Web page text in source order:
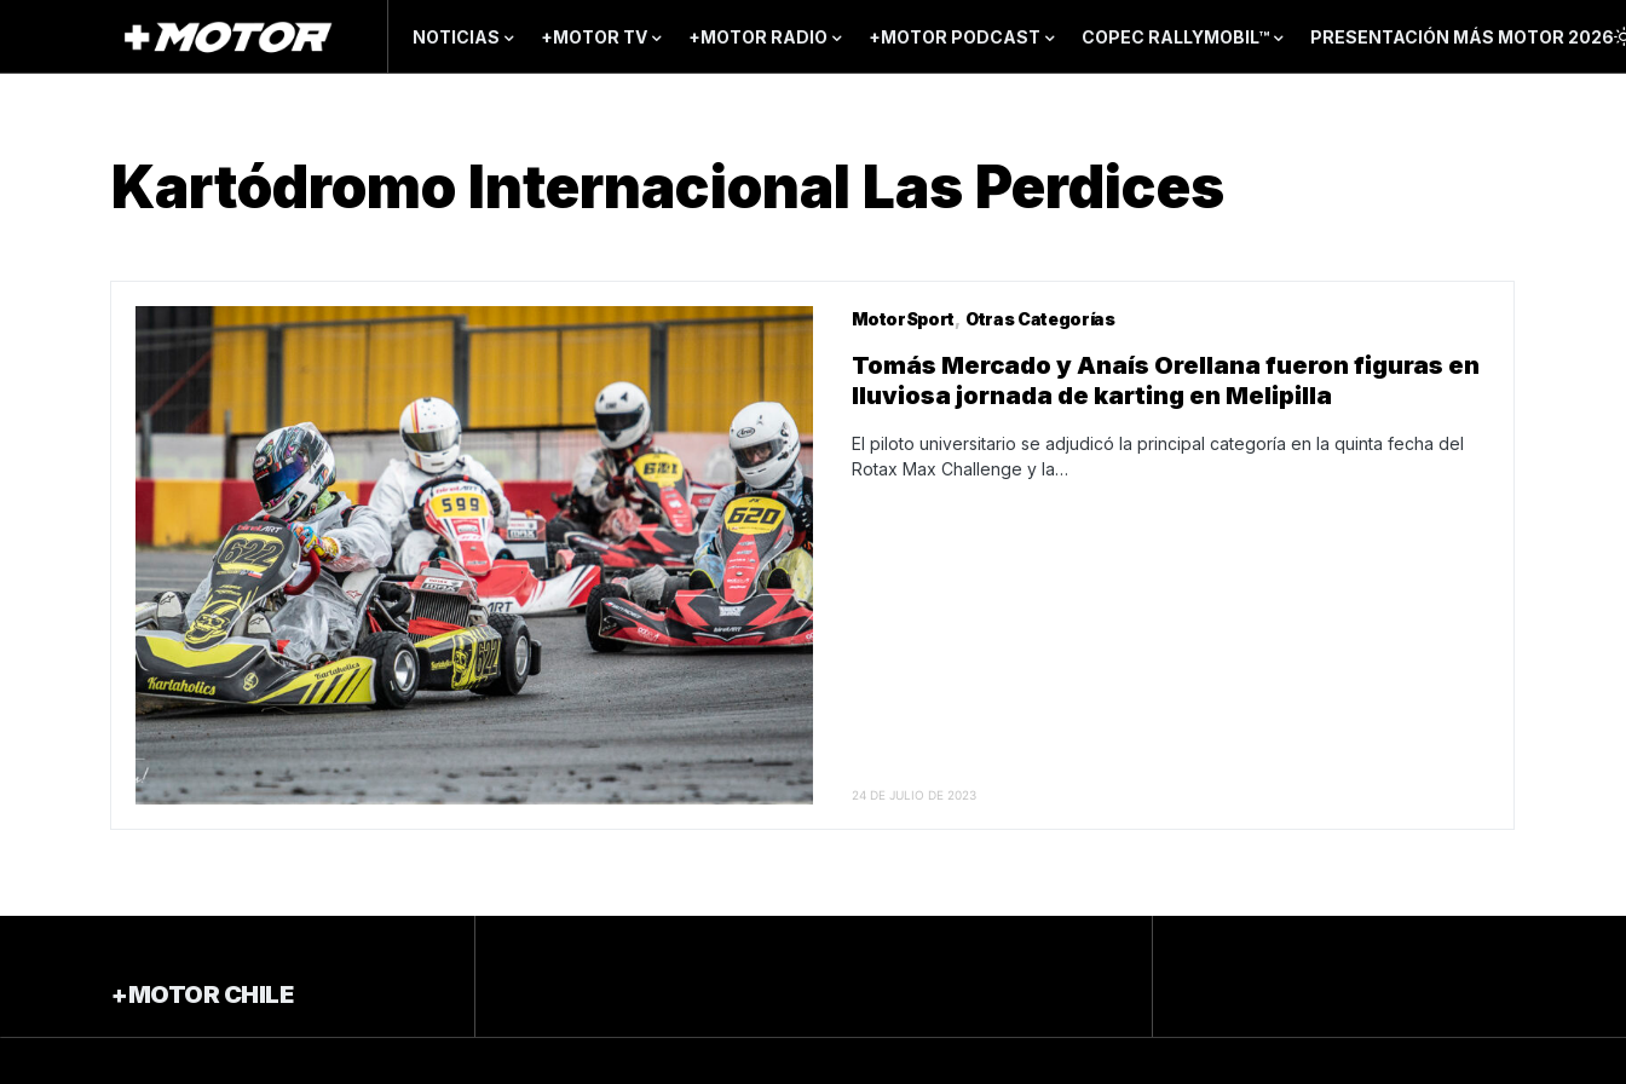
NOTICIAS +MOTOR TV +MOTOR RADIO +MOTOR PODCAST COPEC RALLYMOBIL™ PRESENTACIÓN MÁS MOTOR 2026
Kartódromo Internacional Las Perdices
MotorSport Otras Categorías
Tomás Mercado y Anaís Orellana fueron figuras en
lluviosa jornada de karting en Melipilla
El piloto universitario se adjudicó la principal categoría en la quinta fecha del
Rotax Max Challenge y la…
24 DE JULIO DE 2023
+MOTOR CHILE